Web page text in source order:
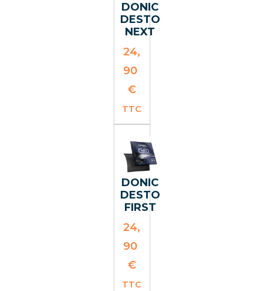
DONIC
DESTO
NEXT
24,
90
€
TTC
DONIC
DESTO
FIRST
24,
90
€
TTC